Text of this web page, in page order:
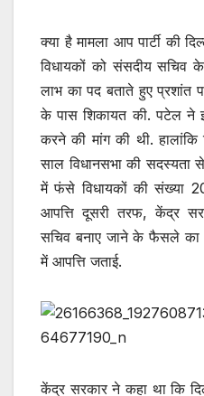
क्या है मामला आप पार्टी की
विधायकों को संसदीय सचिव
लाभ का पद बताते हुए प्रशांत
के पास शिकायत की. पटेल ने
करने की मांग की थी.
साल विधानसभा की सदस्यता
में फंसे विधायकों की संख्या
आपत्ति दूसरी तरफ, केंद्र
सचिव बनाए जाने के फैसले का
में आपत्ति जताई.
केंद्र सरकार ने कहा था कि